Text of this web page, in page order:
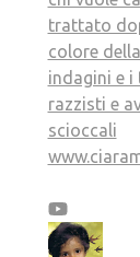
trattato
colore
indagini e i
razzisti e
scioccali